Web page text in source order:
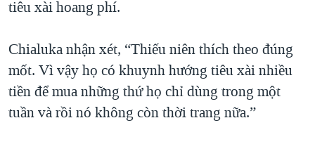
tiêu xài hoang phí.
Chialuka nhận xét, “Thiếu niên thích theo đúng
mốt. Vì vậy họ có khuynh hướng tiêu xài nhiều
tiền để mua những thứ họ chỉ dùng trong một
tuần và rồi nó không còn thời trang nữa.”